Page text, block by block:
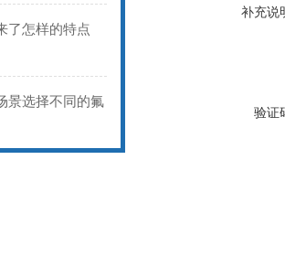
了怎样的特点
景选择不同的氟
补充说
验证